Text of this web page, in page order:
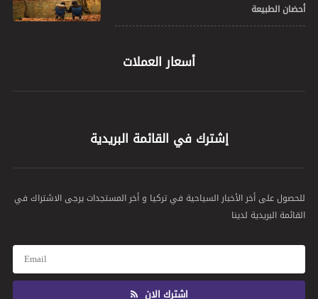
أحضان الطبيعة
أسعار العملات
إشترك في القائمة البريدية
للحصول على أخر الأخبار السياحية في تركيا و أخر المستجدات يرجى الاشتراك في
القائمة البريدية لدينا
اشترك الان